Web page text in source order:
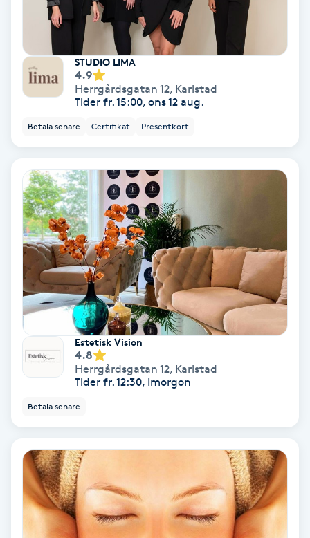
Gelenaglar
Gellack
Gellack med förstärkning
Gravidmassage
Gravidyoga
Gruppträning
Gua Sha-massage
Hatha Yoga
Headspa
HIFU
Hollywood Peel
STUDIO LIMA
4.9
Herrgårdsgatan 12, Karlstad
Tider fr. 15:00, ons 12 aug.
Betala senare Certifikat Presentkort
Estetisk Vision
4.8
Herrgårdsgatan 12, Karlstad
Tider fr. 12:30, Imorgon
Betala senare